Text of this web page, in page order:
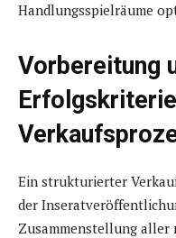
Handlungsspielräume
Vorbereitung
Ein strukturierter
der
Zusammenstellung aller